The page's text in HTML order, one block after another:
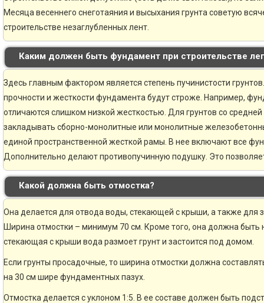
Месяца весеннего снеготаяния и высыхания грунта советую
строительстве незаглубленных лент.
Каким должен быть фундамент при строительстве
Здесь главным фактором является степень пучинистости
прочности и жесткости фундамента будут строже. Например,
отличаются слишком низкой жесткостью. Для грунтов со
закладывать сборно-монолитные или монолитные
единой пространственной жесткой рамы. В нее включают все
Дополнительно делают противопучинную подушку. Это
Какой должна быть отмостка?
Она делается для отвода воды, стекающей с крыши, а также для
Ширина отмостки – минимум 70 см. Кроме того, она должна быть
стекающая с крыши вода размоет грунт и застоится под домом.
Если грунты просадочные, то ширина отмостки должна
на 30 см шире фундаментных пазух.
Отмостка делается с уклоном 1:5. В ее составе должен быть